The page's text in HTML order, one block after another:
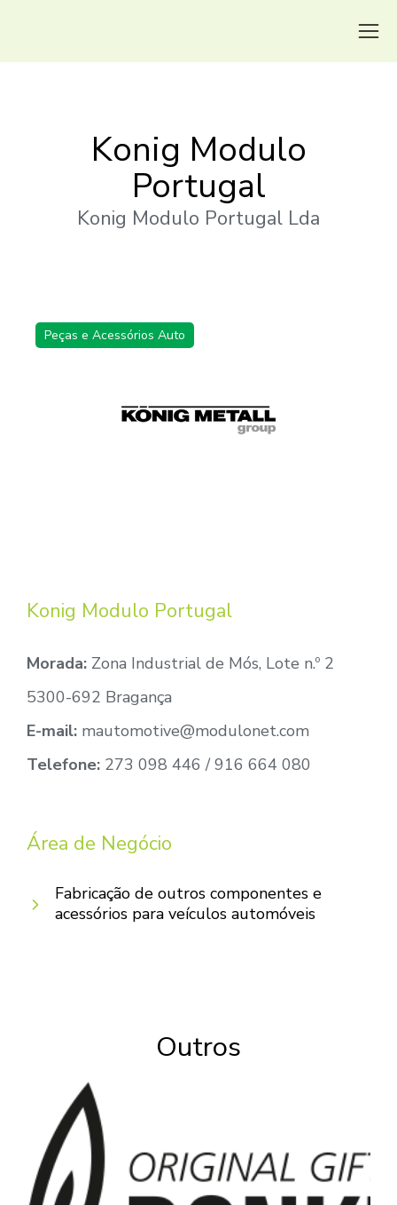
Konig Modulo
Portugal
Konig Modulo Portugal Lda
Peças e Acessórios Auto
Konig Modulo Portugal
Morada: Zona Industrial de Mós, Lote n.º 2
5300-692 Bragança
E-mail: mautomotive@modulonet.com
Telefone: 273 098 446 / 916 664 080
Área de Negócio
Fabricação de outros componentes e
acessórios para veículos automóveis
Outros